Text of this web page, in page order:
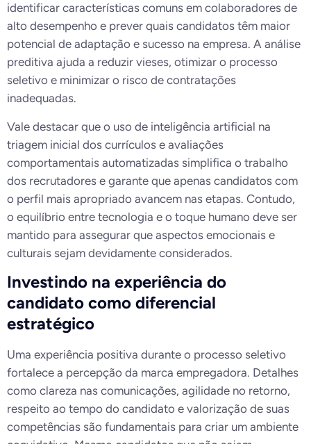
identificar características comuns em colaboradores de
alto desempenho e prever quais candidatos têm maior
potencial de adaptação e sucesso na empresa. A análise
preditiva ajuda a reduzir vieses, otimizar o processo
seletivo e minimizar o risco de contratações
inadequadas.
Vale destacar que o uso de inteligência artificial na
triagem inicial dos currículos e avaliações
comportamentais automatizadas simplifica o trabalho
dos recrutadores e garante que apenas candidatos com
o perfil mais apropriado avancem nas etapas. Contudo,
o equilíbrio entre tecnologia e o toque humano deve ser
mantido para assegurar que aspectos emocionais e
culturais sejam devidamente considerados.
Investindo na experiência do
candidato como diferencial
estratégico
Uma experiência positiva durante o processo seletivo
fortalece a percepção da marca empregadora. Detalhes
como clareza nas comunicações, agilidade no retorno,
respeito ao tempo do candidato e valorização de suas
competências são fundamentais para criar um ambiente